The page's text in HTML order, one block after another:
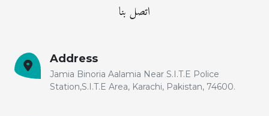
اتصل بنا
Address
Jamia Binoria Aalamia Near S.I.T.E Police
Station,S.I.T.E Area, Karachi, Pakistan, 74600.